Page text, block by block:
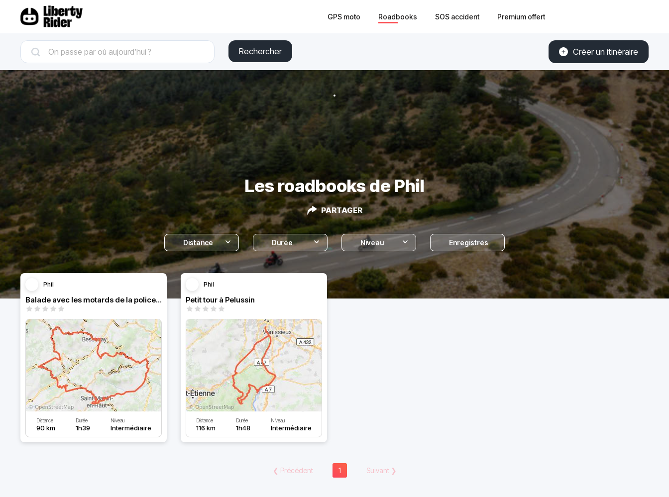
GPS moto Roadbooks SOS accident Premium offert
Rechercher Créer un itinéraire
Les roadbooks de Phil
PARTAGER
Distance Durée Niveau Enregistrés
Phil
Balade avec les motards de la police nationale
Distance
90 km
Durée
1h39
Niveau
Intermédiaire
Phil
Petit tour à Pelussin
Distance
116 km
Durée
1h48
Niveau
Intermédiaire
❮ Précédent 1 Suivant❯